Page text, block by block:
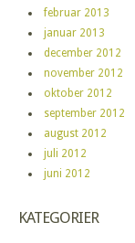
februar 2013
januar 2013
december 2012
november 2012
oktober 2012
september 2012
august 2012
juli 2012
juni 2012
KATEGORIER